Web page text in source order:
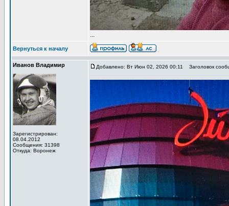
...
Вернуться к началу
Иванов Владимир
Зарегистрирован:
08.04.2012
Сообщения: 31398
Откуда: Воронеж
Добавлено: Вт Июн 02, 2026 00:11 Заголовок